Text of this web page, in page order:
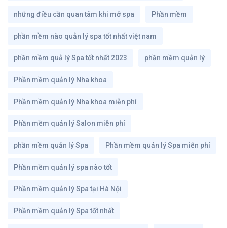
những điều cần quan tâm khi mở spa Phần mềm
phần mềm nào quản lý spa tốt nhất việt nam
phần mềm quả lý Spa tốt nhất 2023 phần mềm quản lý
Phần mềm quản lý Nha khoa
Phần mềm quản lý Nha khoa miễn phí
Phần mềm quản lý Salon miễn phí
phần mềm quản lý Spa Phần mềm quản lý Spa miễn phí
Phần mềm quản lý spa nào tốt
Phần mềm quản lý Spa tại Hà Nội
Phần mềm quản lý Spa tốt nhất